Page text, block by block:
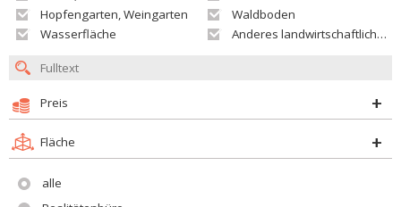
Hopfengarten, Weingarten
Waldboden
Wasserfläche
Anderes landwirtschaftliches Grundstück
Preis
Fläche
alle